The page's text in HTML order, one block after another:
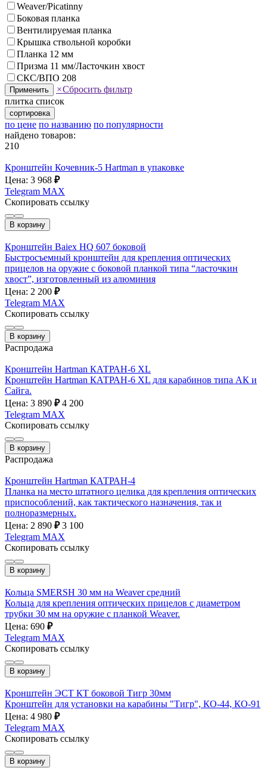
Weaver/Picatinny
Боковая планка
Вентилируемая планка
Крышка ствольной коробки
Планка 12 мм
Призма 11 мм/Ласточкин хвост
СКС/ВПО 208
Применить ×Сбросить фильтр
плитка список
сортировка
по цене по названию по популярности
найдено товаров:
210
Кронштейн Кочевник-5 Hartman в упаковке
Цена: 3 968 ₽
Telegram MAX
Скопировать ссылку
В корзину
Кронштейн Baiex HQ 607 боковой
Быстросъемный кронштейн для крепления оптических
прицелов на оружие с боковой планкой типа “ласточкин
хвост”, изготовленный из алюминия
Цена: 2 200 ₽
Telegram MAX
Скопировать ссылку
В корзину
Распродажа
Кронштейн Hartman КАТРАН-6 XL
Кронштейн Hartman КАТРАН-6 XL для карабинов типа АК и
Сайга.
Цена: 3 890 ₽ 4 200
Telegram MAX
Скопировать ссылку
В корзину
Распродажа
Кронштейн Hartman КАТРАН-4
Планка на место штатного целика для крепления оптических
приспособлений, как тактического назначения, так и
полноразмерных.
Цена: 2 890 ₽ 3 100
Telegram MAX
Скопировать ссылку
В корзину
Кольца SMERSH 30 мм на Weaver средний
Кольца для крепления оптических прицелов с диаметром
трубки 30 мм на оружие с планкой Weaver.
Цена: 690 ₽
Telegram MAX
Скопировать ссылку
В корзину
Кронштейн ЭСТ КТ боковой Тигр 30мм
Кронштейн для установки на карабины "Тигр", КО-44, КО-91
Цена: 4 980 ₽
Telegram MAX
Скопировать ссылку
В корзину